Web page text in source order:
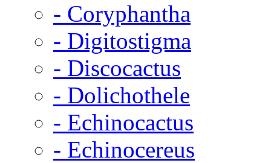
- Coryphantha
- Digitostigma
- Discocactus
- Dolichothele
- Echinocactus
- Echinocereus